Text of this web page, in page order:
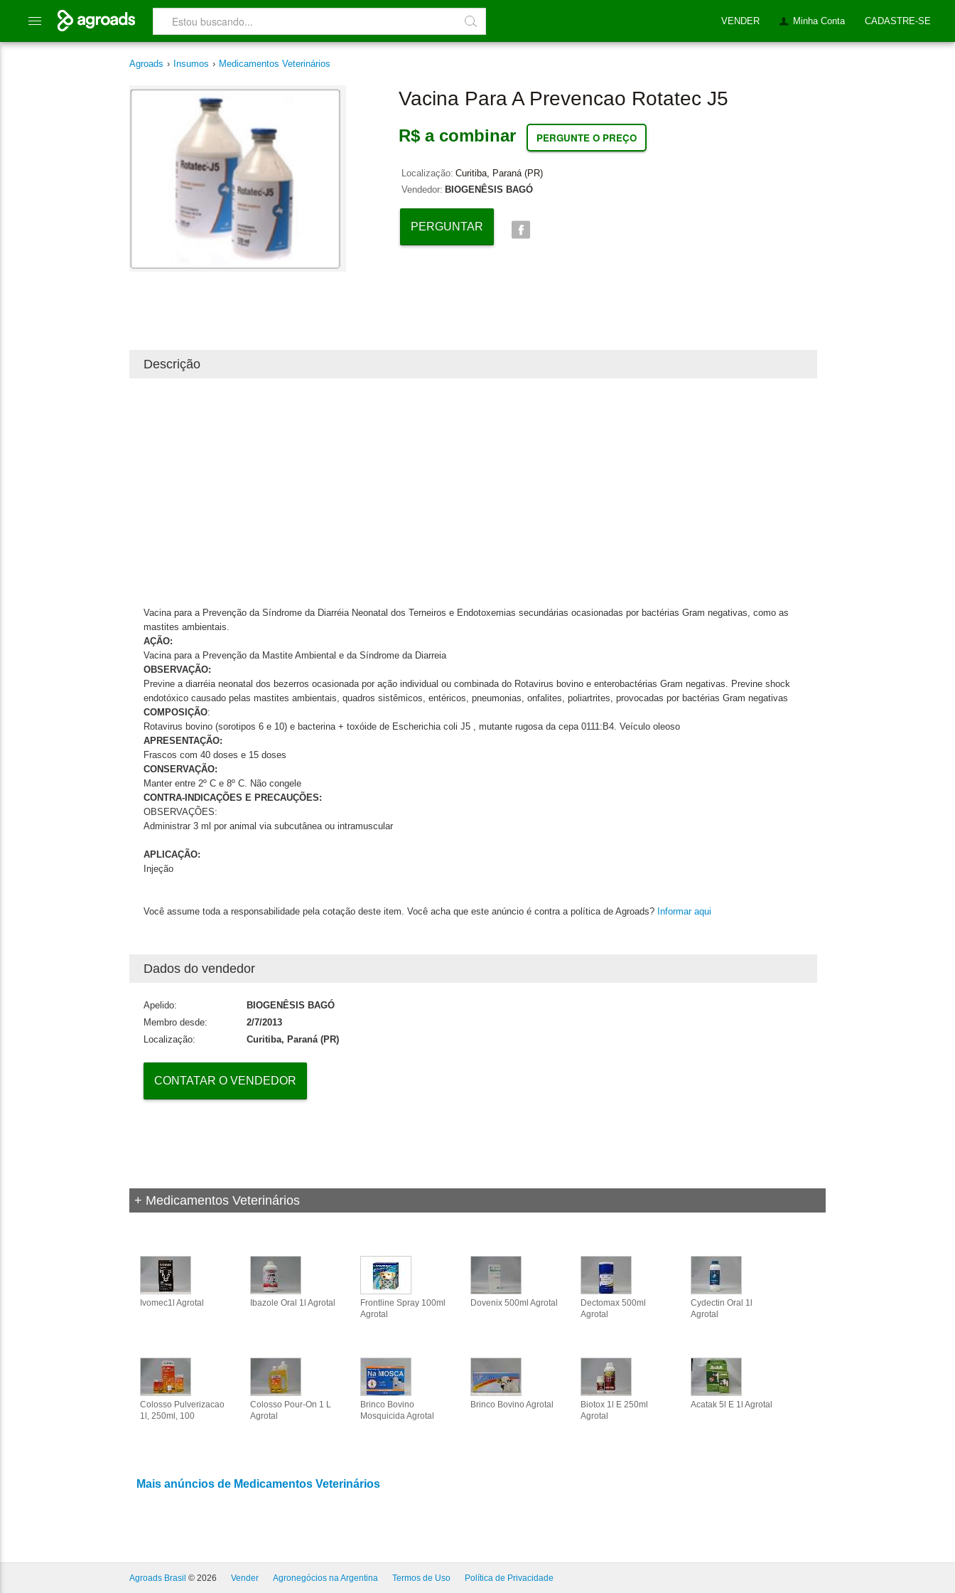
VENDER Minha Conta CADASTRE-SE
Agroads › Insumos › Medicamentos Veterinários
Vacina Para A Prevencao Rotatec J5
R$ a combinar PERGUNTE O PREÇO
Localização: Curitiba, Paraná (PR)
Vendedor: BIOGENÊSIS BAGÓ
PERGUNTAR
Descrição
Vacina para a Prevenção da Síndrome da Diarréia Neonatal dos Terneiros e Endotoxemias secundárias ocasionadas por bactérias Gram negativas, como as
mastites ambientais.
AÇÃO:
Vacina para a Prevenção da Mastite Ambiental e da Síndrome da Diarreia
OBSERVAÇÃO:
Previne a diarréia neonatal dos bezerros ocasionada por ação individual ou combinada do Rotavirus bovino e enterobactérias Gram negativas. Previne shock
endotóxico causado pelas mastites ambientais, quadros sistêmicos, entéricos, pneumonias, onfalites, poliartrites, provocadas por bactérias Gram negativas
COMPOSIÇÃO:
Rotavirus bovino (sorotipos 6 e 10) e bacterina + toxóide de Escherichia coli J5 , mutante rugosa da cepa 0111:B4. Veículo oleoso
APRESENTAÇÃO:
Frascos com 40 doses e 15 doses
CONSERVAÇÃO:
Manter entre 2º C e 8º C. Não congele
CONTRA-INDICAÇÕES E PRECAUÇÕES:
OBSERVAÇÕES:
Administrar 3 ml por animal via subcutânea ou intramuscular
APLICAÇÃO:
Injeção
Você assume toda a responsabilidade pela cotação deste item. Você acha que este anúncio é contra a política de Agroads? Informar aqui
Dados do vendedor
Apelido:
BIOGENÊSIS BAGÓ
Membro desde:
2/7/2013
Localização:
Curitiba, Paraná (PR)
CONTATAR O VENDEDOR
+ Medicamentos Veterinários
Ivomec1l Agrotal Ibazole Oral 1l Agrotal
Frontline Spray 100ml
Agrotal
Dovenix 500ml Agrotal
Dectomax 500ml
Agrotal
Cydectin Oral 1l
Agrotal
Colosso Pulverizacao
1l, 250ml, 100
Colosso Pour-On 1 L
Agrotal
Brinco Bovino
Mosquicida Agrotal
Brinco Bovino Agrotal
Biotox 1l E 250ml
Agrotal
Acatak 5l E 1l Agrotal
Mais anúncios de Medicamentos Veterinários
Agroads Brasil © 2026 Vender Agronegócios na Argentina Termos de Uso Política de Privacidade